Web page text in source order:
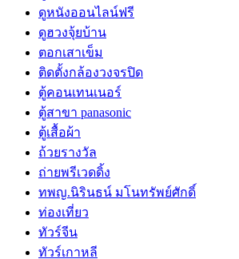
ดูหนังออนไลน์ฟรี
ดูฮวงจุ้ยบ้าน
ตอกเสาเข็ม
ติดตั้งกล้องวงจรปิด
ตู้คอนเทนเนอร์
ตู้สาขา panasonic
ตู้เสื้อผ้า
ถ้วยรางวัล
ถ่ายพรีเวดดิ้ง
ทพญ.นิรินธน์ มโนทรัพย์ศักดิ์
ท่องเที่ยว
ทัวร์จีน
ทัวร์เกาหลี